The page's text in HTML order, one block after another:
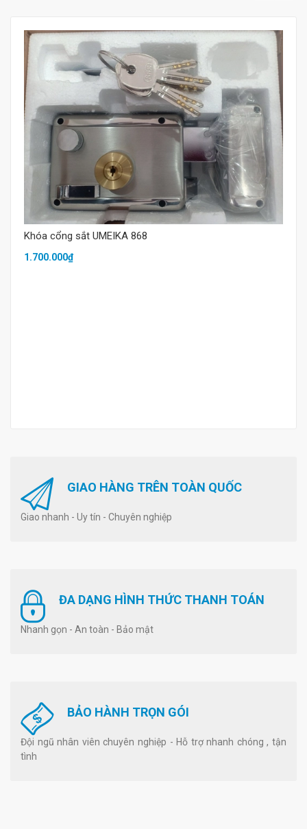
Mua hàng
Khóa cổng sắt UMEIKA 868
1.700.000₫
GIAO HÀNG TRÊN TOÀN QUỐC
Giao nhanh - Uy tín - Chuyên nghiệp
ĐA DẠNG HÌNH THỨC THANH TOÁN
Nhanh gọn - An toàn - Bảo mật
BẢO HÀNH TRỌN GÓI
Đội ngũ nhân viên chuyên nghiệp - Hỗ trợ nhanh chóng , tận
tình